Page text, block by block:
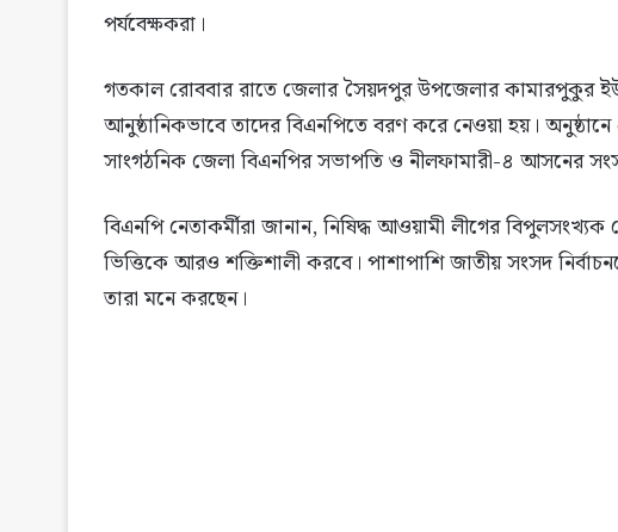
পর্যবেক্ষকরা।
গতকাল রোববার রাতে জেলার সৈয়দপুর উপজেলার কামারপুকুর
আনুষ্ঠানিকভাবে তাদের বিএনপিতে বরণ করে নেওয়া হয়।
সাংগঠনিক জেলা বিএনপির সভাপতি ও নীলফামারী-৪ আসনের
বিএনপি নেতাকর্মীরা জানান, নিষিদ্ধ আওয়ামী লীগের
ভিত্তিকে আরও শক্তিশালী করবে। পাশাপাশি জাতীয় সংসদ
তারা মনে করছেন।